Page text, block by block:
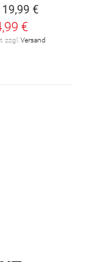
19,99 €
€
zzgl. Versand